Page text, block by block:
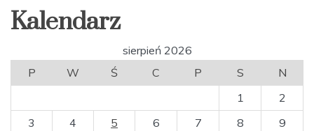
Kalendarz
sierpień 2026
P
W Ś C P S
N
1
2
3
4 5 6 7 8
9